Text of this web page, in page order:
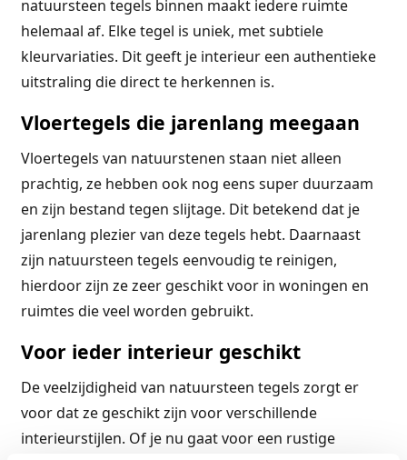
natuursteen tegels binnen maakt iedere ruimte
helemaal af. Elke tegel is uniek, met subtiele
kleurvariaties. Dit geeft je interieur een authentieke
uitstraling die direct te herkennen is.
Vloertegels die jarenlang meegaan
Vloertegels van natuurstenen staan niet alleen
prachtig, ze hebben ook nog eens super duurzaam
en zijn bestand tegen slijtage. Dit betekend dat je
jarenlang plezier van deze tegels hebt. Daarnaast
zijn natuursteen tegels eenvoudig te reinigen,
hierdoor zijn ze zeer geschikt voor in woningen en
ruimtes die veel worden gebruikt.
Voor ieder interieur geschikt
De veelzijdigheid van natuursteen tegels zorgt er
voor dat ze geschikt zijn voor verschillende
interieurstijlen. Of je nu gaat voor een rustige